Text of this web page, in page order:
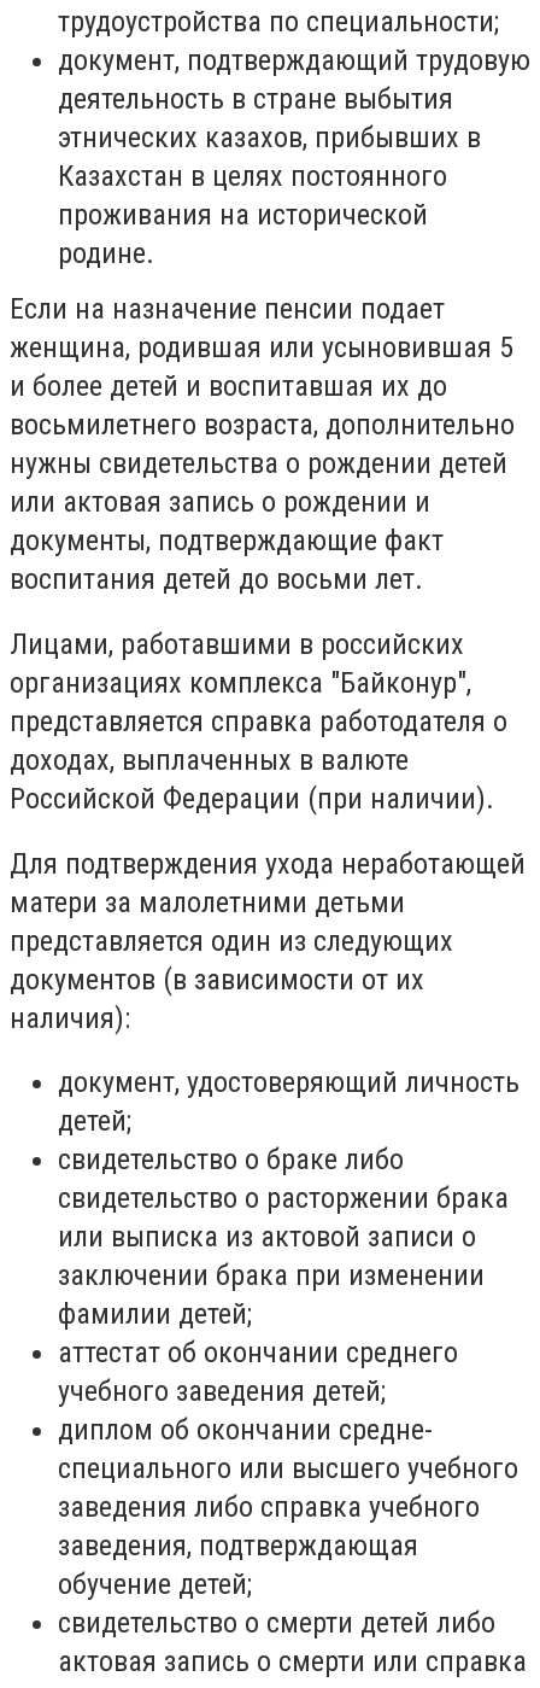
трудоустройства по специальности;
документ, подтверждающий трудовую
деятельность в стране выбытия
этнических казахов, прибывших в
Казахстан в целях постоянного
проживания на исторической
родине.
Если на назначение пенсии подает
женщина, родившая или усыновившая 5
и более детей и воспитавшая их до
восьмилетнего возраста, дополнительно
нужны свидетельства о рождении детей
или актовая запись о рождении и
документы, подтверждающие факт
воспитания детей до восьми лет.
Лицами, работавшими в российских
организациях комплекса "Байконур",
представляется справка работодателя о
доходах, выплаченных в валюте
Российской Федерации (при наличии).
Для подтверждения ухода неработающей
матери за малолетними детьми
представляется один из следующих
документов (в зависимости от их
наличия):
документ, удостоверяющий личность
детей;
свидетельство о браке либо
свидетельство о расторжении брака
или выписка из актовой записи о
заключении брака при изменении
фамилии детей;
аттестат об окончании среднего
учебного заведения детей;
диплом об окончании средне-
специального или высшего учебного
заведения либо справка учебного
заведения, подтверждающая
обучение детей;
свидетельство о смерти детей либо
актовая запись о смерти или справка